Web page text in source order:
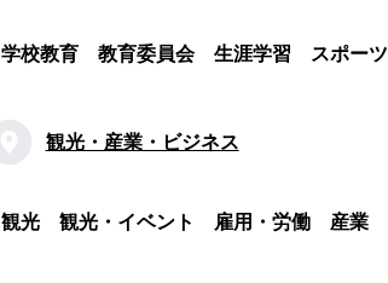
学校教育 教育委員会 生涯学習 スポーツ
観光・産業・ビジネス
観光 観光・イベント 雇用・労働 産業